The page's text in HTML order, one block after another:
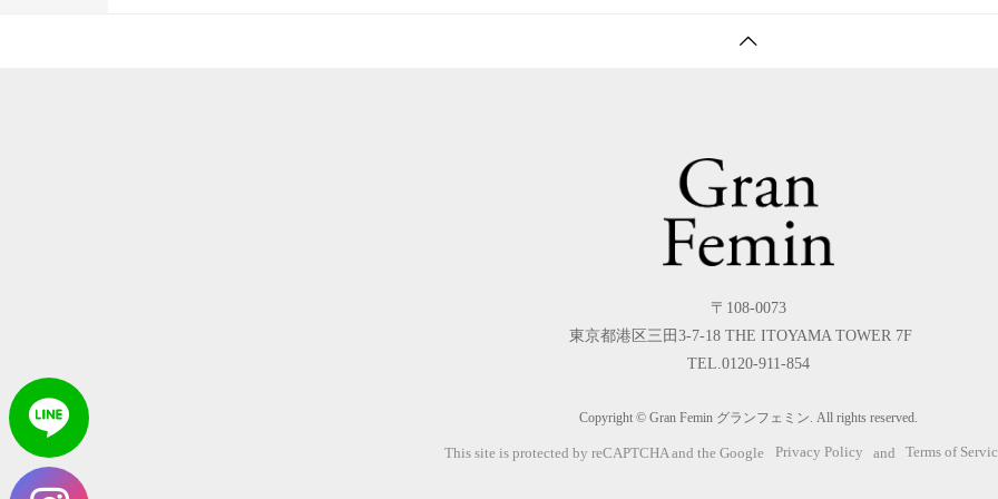
〒108-0073
東京都港区三田3-7-18 THE ITOYAMA TOWER 7F
TEL.0120-911-854
Copyright © Gran Femin グランフェミン. All rights reserved.
This site is protected by reCAPTCHA and the Google Privacy Policy and Terms of